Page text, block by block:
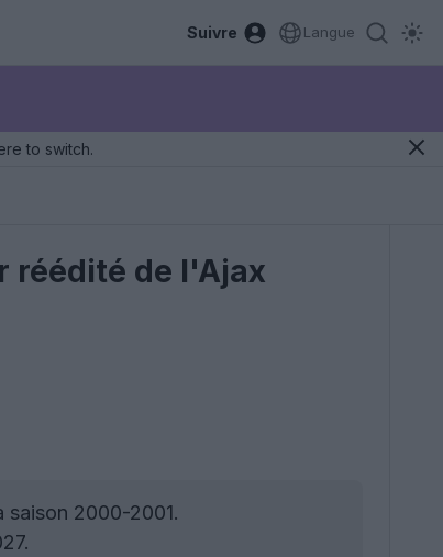
Suivre Langue
to switch.
réédité de l'Ajax
saison 2000-2001.